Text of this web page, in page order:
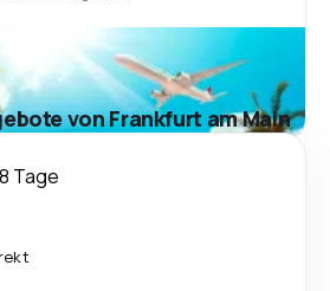
von Frankfurt am Main
8 Tage